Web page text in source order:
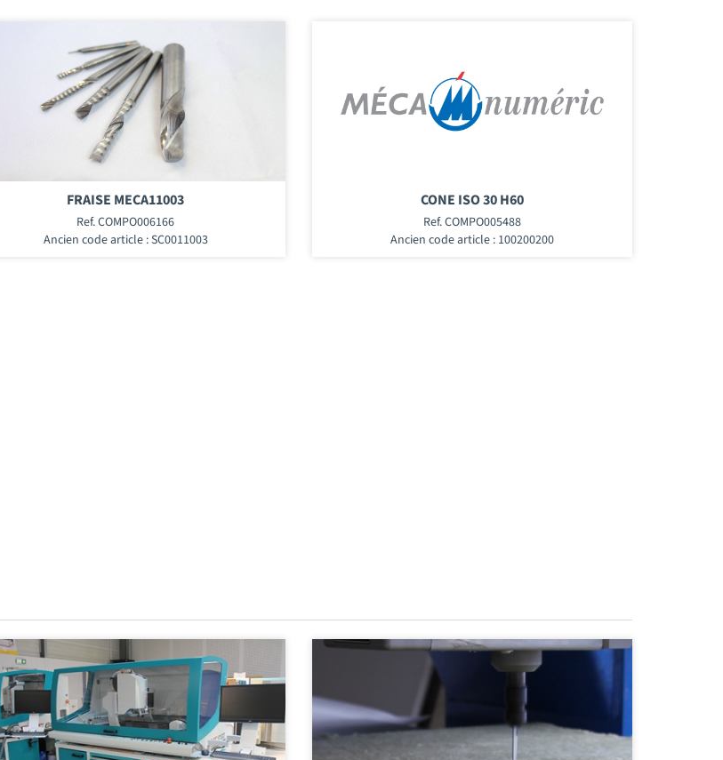
FRAISE MECA11003
Ref. COMPO006166
Ancien code article : SC0011003
CONE ISO 30 H60
Ref. COMPO005488
Ancien code article : 100200200